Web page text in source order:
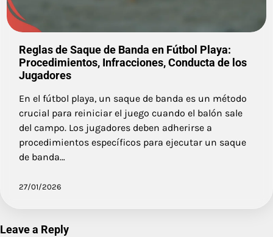
Reglas de Saque de Banda en Fútbol Playa:
Procedimientos, Infracciones, Conducta de los
Jugadores
En el fútbol playa, un saque de banda es un método
crucial para reiniciar el juego cuando el balón sale
del campo. Los jugadores deben adherirse a
procedimientos específicos para ejecutar un saque
de banda…
27/01/2026
Leave a Reply